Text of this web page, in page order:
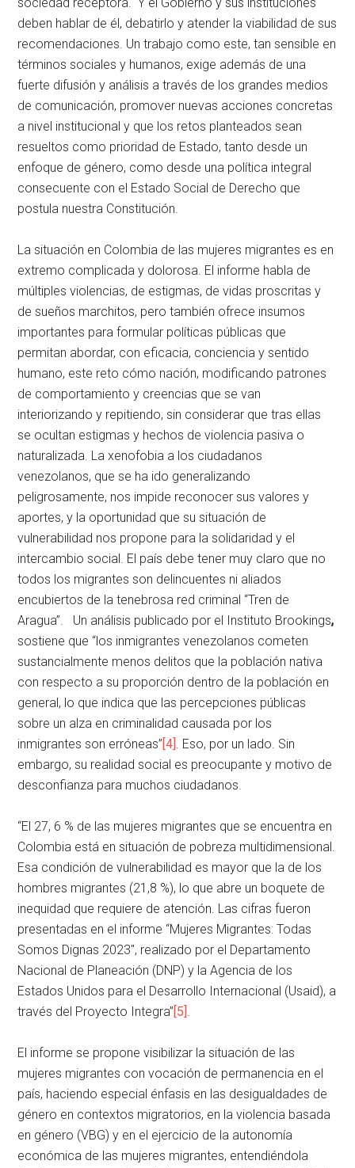
deben hablar de él, debatirlo y atender la viabilidad de sus
recomendaciones. Un trabajo como este, tan sensible en
términos sociales y humanos, exige además de una
fuerte difusión y análisis a través de los grandes medios
de comunicación, promover nuevas acciones concretas
a nivel institucional y que los retos planteados sean
resueltos como prioridad de Estado, tanto desde un
enfoque de género, como desde una política integral
consecuente con el Estado Social de Derecho que
postula nuestra Constitución.
La situación en Colombia de las mujeres migrantes es en
extremo complicada y dolorosa. El informe habla de
múltiples violencias, de estigmas, de vidas proscritas y
de sueños marchitos, pero también ofrece insumos
importantes para formular políticas públicas que
permitan abordar, con eficacia, conciencia y sentido
humano, este reto cómo nación, modificando patrones
de comportamiento y creencias que se van
interiorizando y repitiendo, sin considerar que tras ellas
se ocultan estigmas y hechos de violencia pasiva o
naturalizada. La xenofobia a los ciudadanos
venezolanos, que se ha ido generalizando
peligrosamente, nos impide reconocer sus valores y
aportes, y la oportunidad que su situación de
vulnerabilidad nos propone para la solidaridad y el
intercambio social. El país debe tener muy claro que no
todos los migrantes son delincuentes ni aliados
encubiertos de la tenebrosa red criminal “Tren de
Aragua”. Un análisis publicado por el Instituto Brookings,
sostiene que “los inmigrantes venezolanos cometen
sustancialmente menos delitos que la población nativa
con respecto a su proporción dentro de la población en
general, lo que indica que las percepciones públicas
sobre un alza en criminalidad causada por los
inmigrantes son erróneas”[4]. Eso, por un lado. Sin
embargo, su realidad social es preocupante y motivo de
desconfianza para muchos ciudadanos.
“El 27, 6 % de las mujeres migrantes que se encuentra en
Colombia está en situación de pobreza multidimensional.
Esa condición de vulnerabilidad es mayor que la de los
hombres migrantes (21,8 %), lo que abre un boquete de
inequidad que requiere de atención. Las cifras fueron
presentadas en el informe “Mujeres Migrantes: Todas
Somos Dignas 2023″, realizado por el Departamento
Nacional de Planeación (DNP) y la Agencia de los
Estados Unidos para el Desarrollo Internacional (Usaid), a
través del Proyecto Integra”[5].
El informe se propone visibilizar la situación de las
mujeres migrantes con vocación de permanencia en el
país, haciendo especial énfasis en las desigualdades de
género en contextos migratorios, en la violencia basada
en género (VBG) y en el ejercicio de la autonomía
económica de las mujeres migrantes, entendiéndola